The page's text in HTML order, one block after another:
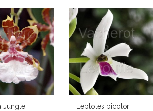
Jungle
Leptotes bicolor